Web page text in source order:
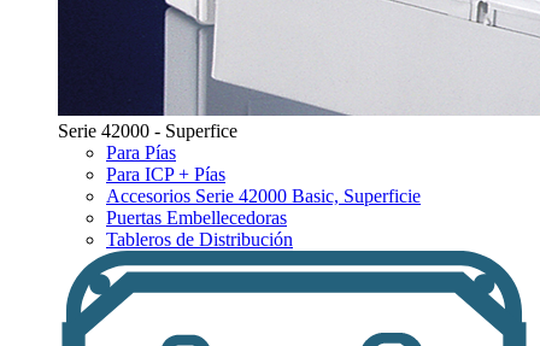
Serie 42000 - Superfice
Para Pías
Para ICP + Pías
Accesorios Serie 42000 Basic, Superficie
Puertas Embellecedoras
Tableros de Distribución